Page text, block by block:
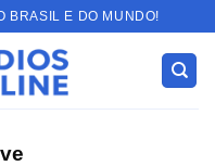
BRASIL E DO MUNDO!